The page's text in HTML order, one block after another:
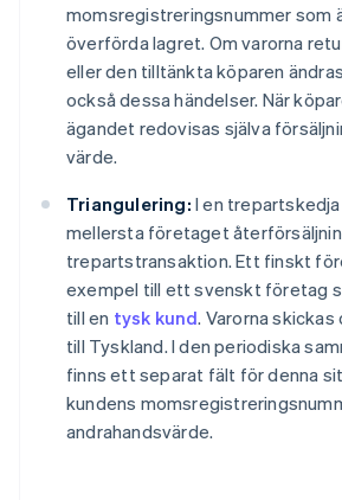
momsregistreringsnummer som
överförda lagret. Om varorna
eller den tilltänkta köparen
också dessa händelser. När
ägandet redovisas själva
värde.
Triangulering: I en
mellersta företaget
trepartstransaktion. Ett finskt
exempel till ett svenskt företag
till en tysk kund. Varorna
till Tyskland. I den periodiska
finns ett separat fält för denna
kundens
andrahandsvärde.